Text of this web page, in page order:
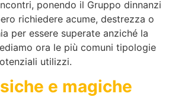
ponendo il Gruppo dinnanzi
richiedere acume, destrezza o
per essere superate anziché la
ora le più comuni tipologie
utilizzi.
e magiche